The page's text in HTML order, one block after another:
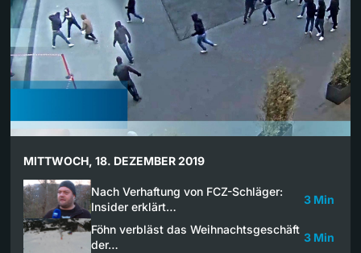
MITTWOCH, 18. DEZEMBER 2019
Nach Verhaftung von FCZ-Schläger:
Insider erklärt…
3 Min
Föhn verbläst das Weihnachtsgeschäft
der…
3 Min